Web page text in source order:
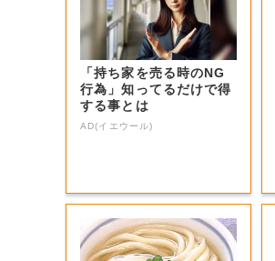
「持ち家を売る時のNG
行為」知ってるだけで得
する事とは
AD(イエウール)